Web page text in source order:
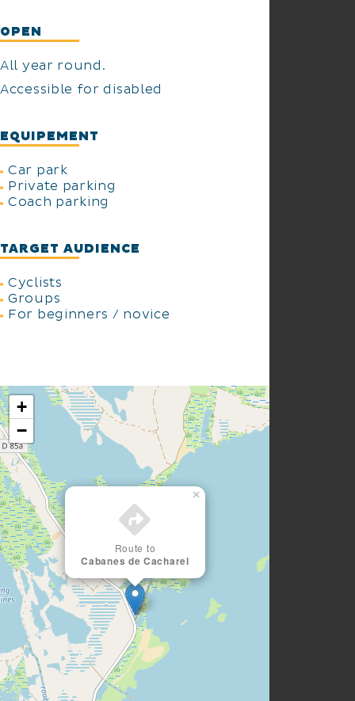
OPEN
All year round.
Accessible for disabled
EQUIPEMENT
Car park
Private parking
Coach parking
TARGET AUDIENCE
Cyclists
Groups
For beginners / novice
Route to
Cabanes de Cacharel
×
+
−